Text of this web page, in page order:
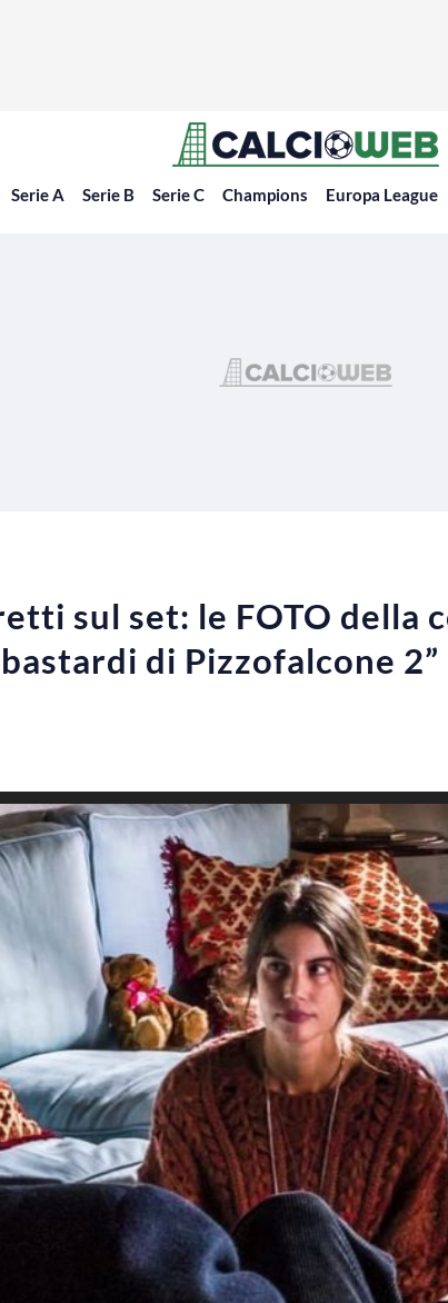
Serie A Serie B Serie C Champions Europa League
sul set: le FOTO della
di Pizzofalcone 2”